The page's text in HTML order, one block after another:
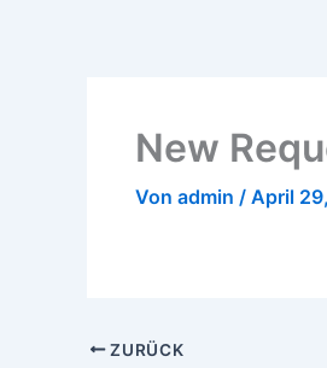
New
Von admin / April
ZURÜCK